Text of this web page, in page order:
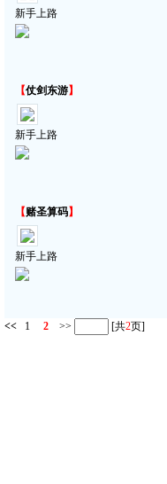
新手上路
【仗剑东游】
新手上路
【赌圣算码】
新手上路
<< 1 2 >> [共2页]